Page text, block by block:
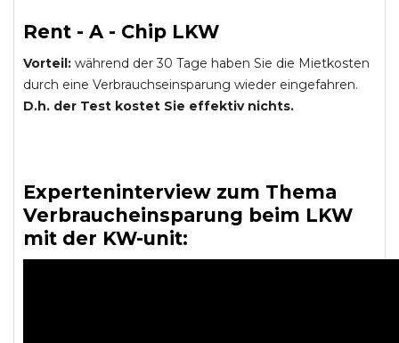
Rent - A - Chip LKW
Vorteil: während der 30 Tage haben Sie die Mietkosten
durch eine Verbrauchseinsparung wieder eingefahren.
D.h. der Test kostet Sie effektiv nichts.
Experteninterview zum Thema
Verbraucheinsparung beim LKW
mit der KW-unit: